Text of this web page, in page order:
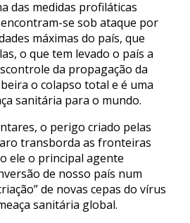
das medidas profiláticas
se sob ataque por
máximas do país, que
o que tem levado o país a
da propagação da
o colapso total e é uma
sanitária para o mundo.
o perigo criado pelas
transborda as fronteiras
ele o principal agente
de nosso país num
de novas cepas do vírus
sanitária global.